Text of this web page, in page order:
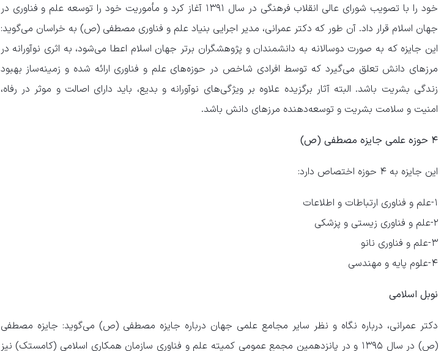
خود را با تصویب شورای عالی انقلاب فرهنگی در سال ۱۳۹۱ آغاز کرد و مأموریت خود را توسعه علم و فناوری در
جهان اسلام قرار داد. آن طور که دکتر عمرانی، مدیر اجرایی بنیاد علم و فناوری مصطفی (ص) به خراسان می‌گوید:
این جایزه که به صورت دوسالانه به دانشمندان و پژوهشگران برتر جهان اسلام اعطا می‌شود، به اثری نوآورانه در
مرز‌های دانش تعلق می‌گیرد که توسط افرادی شاخص در حوزه‌های علم و فناوری ارائه شده و زمینه‌ساز بهبود
زندگی بشریت باشد. البته آثار برگزیده علاوه بر ویژگی‌های نوآورانه و بدیع، باید دارای اصالت و موثر در رفاه،
امنیت و سلامت بشریت و توسعه‌دهنده مرز‌های دانش باشد.
۴ حوزه علمی جایزه مصطفی (ص)
این جایزه به ۴ حوزه اختصاص دارد:
۱-علم و فناوری ارتباطات و اطلاعات
۲-علم و فناوری زیستی و پزشکی
۳-علم و فناوری نانو
۴-علوم پایه و مهندسی
نوبل اسلامی
دکتر عمرانی، درباره نگاه و نظر سایر مجامع علمی جهان درباره جایزه مصطفی (ص) می‌گوید: جایزه مصطفی
(ص) در سال ۱۳۹۵ و در پانزدهمین مجمع عمومی کمیته علم و فناوری سازمان همکاری اسلامی (کامستک) نیز